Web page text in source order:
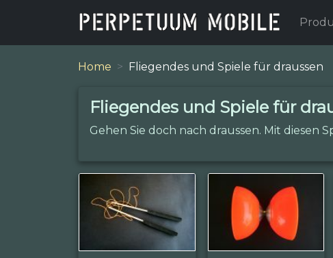
Home Fliegendes und Spiele für draussen
Fliegendes und Spiele für
Gehen Sie doch nach draussen. Mit diesen